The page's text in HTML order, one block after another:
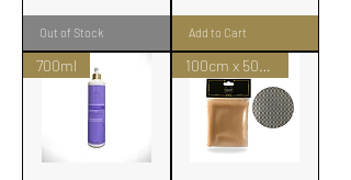
Out of Stock Add to Cart
700ml 100cm x 50cm